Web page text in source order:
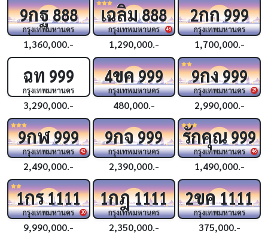
9กฐ888
กรุงเทพมหานคร
1,360,000.-
46
เฉลิม888
กรุงเทพมหานคร
1,290,000.-
2กก999
กรุงเทพมหานคร
1,700,000.-
ฉท 999
กรุงเทพมหานคร
3,290,000.-
4ขค999
กรุงเทพมหานคร
480,000.-
39
9กง999
กรุงเทพมหานคร
2,990,000.-
42
9กฬ999
กรุงเทพมหานคร
2,490,000.-
9กจ999
กรุงเทพมหานคร
2,390,000.-
46
รักคุณ999
กรุงเทพมหานคร
1,490,000.-
10
1กร1111
กรุงเทพมหานคร
9,990,000.-
1กฎ1111
กรุงเทพมหานคร
2,350,000.-
2ขค1111
กรุงเทพมหานคร
375,000.-